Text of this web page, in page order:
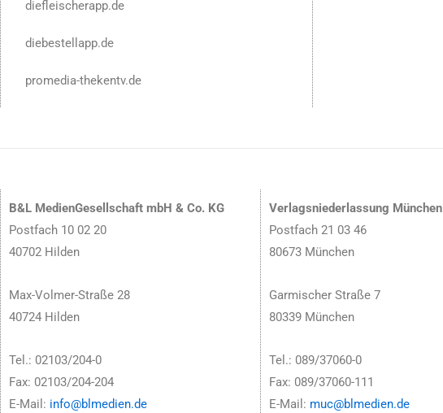
diefleischerapp.de
diebestellapp.de
promedia-thekentv.de
B&L MedienGesellschaft mbH & Co. KG
Postfach 10 02 20
40702 Hilden
Max-Volmer-Straße 28
40724 Hilden
Tel.: 02103/204-0
Fax: 02103/204-204
E-Mail: info@blmedien.de
Verlagsniederlassung München
Postfach 21 03 46
80673 München
Garmischer Straße 7
80339 München
Tel.: 089/37060-0
Fax: 089/37060-111
E-Mail: muc@blmedien.de